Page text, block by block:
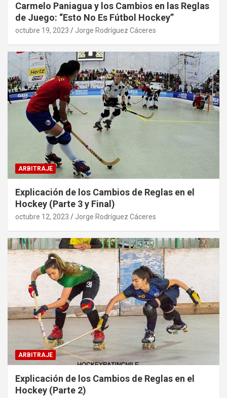
Carmelo Paniagua y los Cambios en las Reglas
de Juego: “Esto No Es Fútbol Hockey”
octubre 19, 2023 Jorge Rodríguez Cáceres
ARBITRAJE
Explicación de los Cambios de Reglas en el
Hockey (Parte 3 y Final)
octubre 12, 2023 Jorge Rodríguez Cáceres
ARBITRAJE
Explicación de los Cambios de Reglas en el
Hockey (Parte 2)